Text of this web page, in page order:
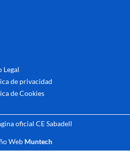
Legal
de privacidad
de Cookies
oficial CE Sabadell
Web Muntech